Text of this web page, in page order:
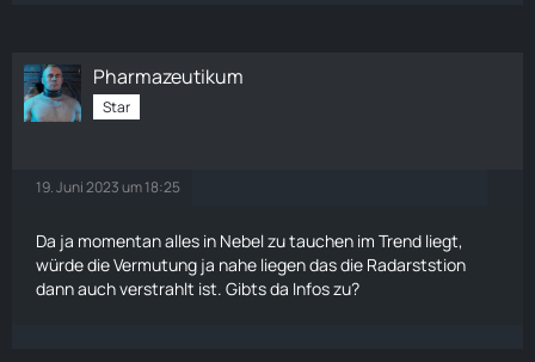
Pharmazeutikum
Star
19. Juni 2023 um 18:25
Da ja momentan alles in Nebel zu tauchen im Trend liegt,
würde die Vermutung ja nahe liegen das die Radarststion
dann auch verstrahlt ist. Gibts da Infos zu?